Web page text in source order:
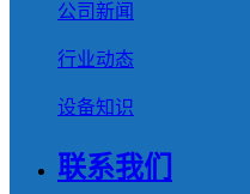
公司新闻
行业动态
设备知识
联系我们